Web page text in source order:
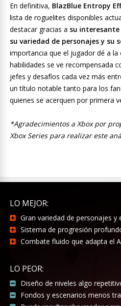
En definitiva, BlazBlue Entropy
lista de roguelites disponibles
destacar gracias a su
su variedad de personajes y su
importancia que el jugador dé a
habilidades se ve recompensada
jefes y desafíos cada vez más
un título notable tanto para los
quienes se acerquen por primera
*Agradecimientos a Xbox por
Xbox Series para realizar este
LO MEJOR:
Gran variedad de personajes y
Sistema de progresión
Combate fluido que adapta el
LO PEOR:
Diseño de niveles algo
Fondos y escenarios menos